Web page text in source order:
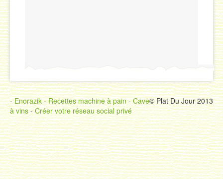
© Plat Du Jour 2013
-Enorazik-Recettes machine à pain-Cave
à vins-Créer votre réseau social privé